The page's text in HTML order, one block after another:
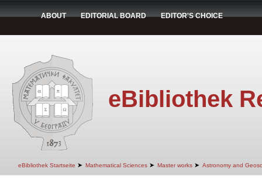
ABOUT EDITORIAL BOARD EDITOR'S CHOICE
eBibliothek
eBibliothek Startseite ➤ Mathematical Sciences ➤ Master works ➤ Astronomy and